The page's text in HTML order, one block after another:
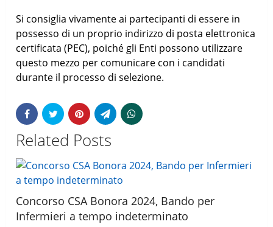
Si consiglia vivamente ai partecipanti di essere in
possesso di un proprio indirizzo di posta elettronica
certificata (PEC), poiché gli Enti possono utilizzare
questo mezzo per comunicare con i candidati
durante il processo di selezione.
Related Posts
Concorso CSA Bonora 2024, Bando per
Infermieri a tempo indeterminato